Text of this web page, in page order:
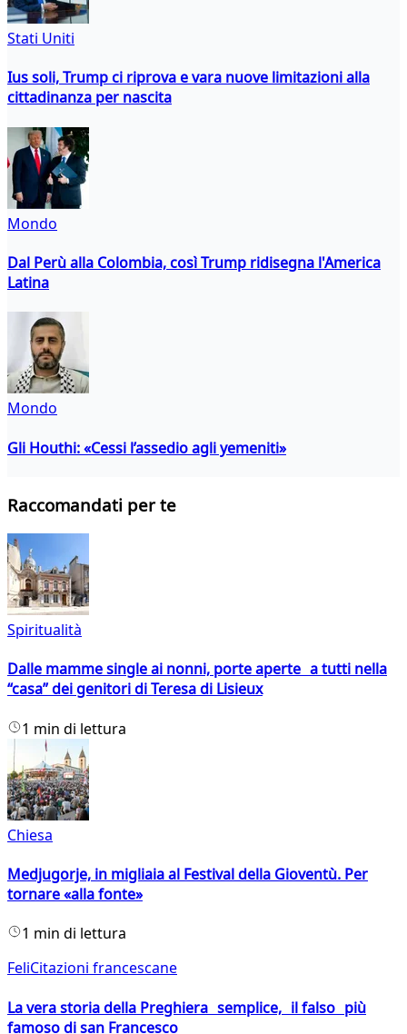
Stati Uniti
Ius soli, Trump ci riprova e vara nuove limitazioni alla
cittadinanza per nascita
Mondo
Dal Perù alla Colombia, così Trump ridisegna l'America
Latina
Mondo
Gli Houthi: «Cessi l’assedio agli yemeniti»
Raccomandati per te
Spiritualità
Dalle mamme single ai nonni, porte aperte a tutti nella
“casa” dei genitori di Teresa di Lisieux
1 min di lettura
Chiesa
Medjugorje, in migliaia al Festival della Gioventù. Per
tornare «alla fonte»
1 min di lettura
FeliCitazioni francescane
La vera storia della Preghiera semplice, il falso più
famoso di san Francesco